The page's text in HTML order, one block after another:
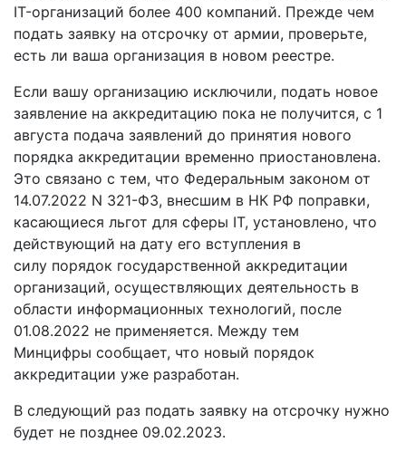
IT-организаций более 400 компаний. Прежде чем
подать заявку на отсрочку от армии, проверьте,
есть ли ваша организация в новом реестре.
Если вашу организацию исключили, подать новое
заявление на аккредитацию пока не получится, с 1
августа подача заявлений до принятия нового
порядка аккредитации временно приостановлена.
Это связано с тем, что Федеральным законом от
14.07.2022 N 321-ФЗ, внесшим в НК РФ поправки,
касающиеся льгот для сферы IT, установлено, что
действующий на дату его вступления в
силу порядок государственной аккредитации
организаций, осуществляющих деятельность в
области информационных технологий, после
01.08.2022 не применяется. Между тем
Минцифры сообщает, что новый порядок
аккредитации уже разработан.
В следующий раз подать заявку на отсрочку нужно
будет не позднее 09.02.2023.